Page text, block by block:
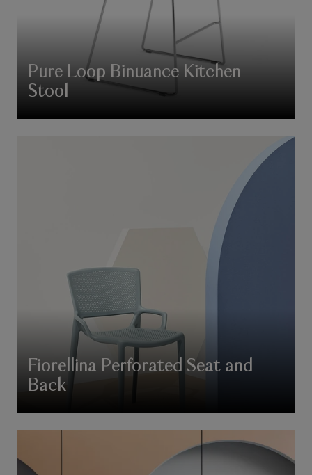
Pure Loop Binuance Kitchen
Stool
Fiorellina Perforated Seat and
Back